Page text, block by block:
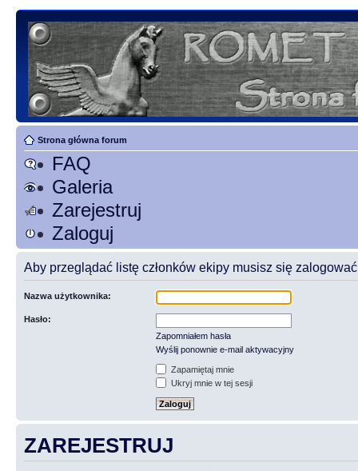
Strona główna forum
FAQ
Galeria
Zarejestruj
Zaloguj
Aby przeglądać listę członków ekipy musisz się
Nazwa użytkownika:
Hasło:
Zapomniałem hasła
Wyślij ponownie e-mail aktywacyjny
Zapamiętaj mnie
Ukryj mnie w tej sesji
ZAREJESTRUJ